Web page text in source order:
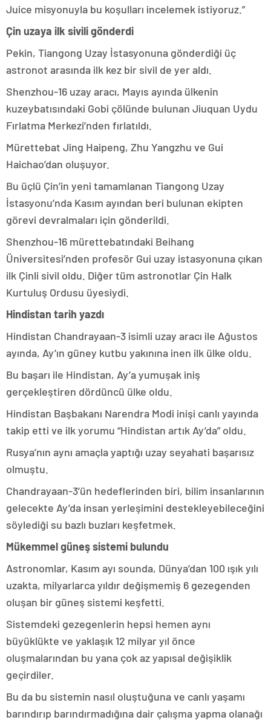
Juice misyonuyla bu koşulları incelemek istiyoruz.”
Çin uzaya ilk sivili gönderdi
Pekin, Tiangong Uzay İstasyonuna gönderdiği üç
astronot arasında ilk kez bir sivil de yer aldı.
Shenzhou-16 uzay aracı, Mayıs ayında ülkenin
kuzeybatısındaki Gobi çölünde bulunan Jiuquan Uydu
Fırlatma Merkezi’nden fırlatıldı.
Mürettebat Jing Haipeng, Zhu Yangzhu ve Gui
Haichao’dan oluşuyor.
Bu üçlü Çin’in yeni tamamlanan Tiangong Uzay
İstasyonu’nda Kasım ayından beri bulunan ekipten
görevi devralmaları için gönderildi.
Shenzhou-16 mürettebatındaki Beihang
Üniversitesi’nden profesör Gui uzay istasyonuna çıkan
ilk Çinli sivil oldu. Diğer tüm astronotlar Çin Halk
Kurtuluş Ordusu üyesiydi.
Hindistan tarih yazdı
Hindistan Chandrayaan-3 isimli uzay aracı ile Ağustos
ayında, Ay’ın güney kutbu yakınına inen ilk ülke oldu.
Bu başarı ile Hindistan, Ay’a yumuşak iniş
gerçekleştiren dördüncü ülke oldu.
Hindistan Başbakanı Narendra Modi inişi canlı yayında
takip etti ve ilk yorumu “Hindistan artık Ay’da” oldu.
Rusya’nın aynı amaçla yaptığı uzay seyahati başarısız
olmuştu.
Chandrayaan-3’ün hedeflerinden biri, bilim insanlarının
gelecekte Ay’da insan yerleşimini destekleyebileceğini
söylediği su bazlı buzları keşfetmek.
Mükemmel güneş sistemi bulundu
Astronomlar, Kasım ayı sounda, Dünya’dan 100 ışık yılı
uzakta, milyarlarca yıldır değişmemiş 6 gezegenden
oluşan bir güneş sistemi keşfetti.
Sistemdeki gezegenlerin hepsi hemen aynı
büyüklükte ve yaklaşık 12 milyar yıl önce
oluşmalarından bu yana çok az yapısal değişiklik
geçirdiler.
Bu da bu sistemin nasıl oluştuğuna ve canlı yaşamı
barındırıp barındırmadığına dair çalışma yapma olanağı